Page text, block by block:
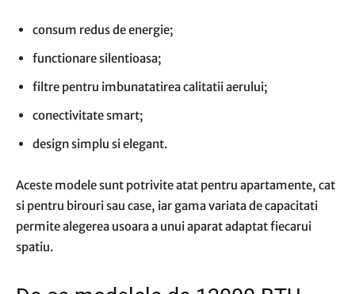
consum redus de energie;
functionare silentioasa;
filtre pentru imbunatatirea calitatii aerului;
conectivitate smart;
design simplu si elegant.
Aceste modele sunt potrivite atat pentru apartamente, cat
si pentru birouri sau case, iar gama variata de capacitati
permite alegerea usoara a unui aparat adaptat fiecarui
spatiu.